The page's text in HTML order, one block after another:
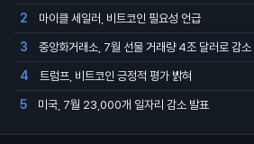
2 마이클 세일러, 비트코인 필요성 언급
3 중앙화거래소, 7월 선물 거래량 4조 달러로 감소
4 트럼프, 비트코인 긍정적 평가 밝혀
5 미국, 7월 23,000개 일자리 감소 발표